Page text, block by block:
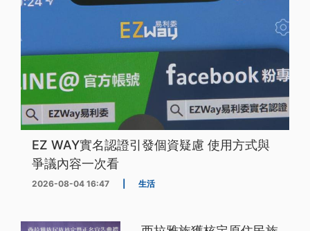
EZ WAY實名認證引發個資疑慮 使用方式與
爭議內容一次看
2026-08-04 16:47 生活